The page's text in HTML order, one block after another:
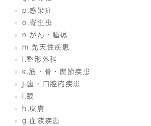
p.感染症
o.寄生虫
n.がん・腫瘍
m.先天性疾患
l.整形外科
k.筋・骨・関節疾患
j.歯・口腔内疾患
i.眼
h.皮膚
g.血液疾患